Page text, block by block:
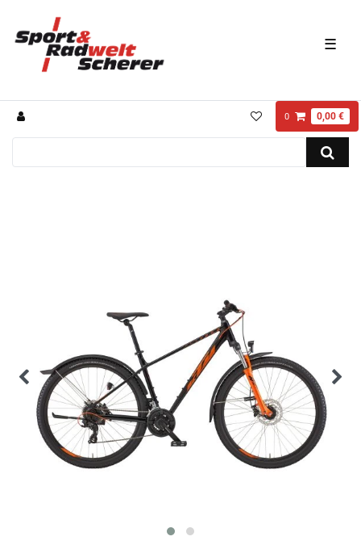
☰
0 0,00 €